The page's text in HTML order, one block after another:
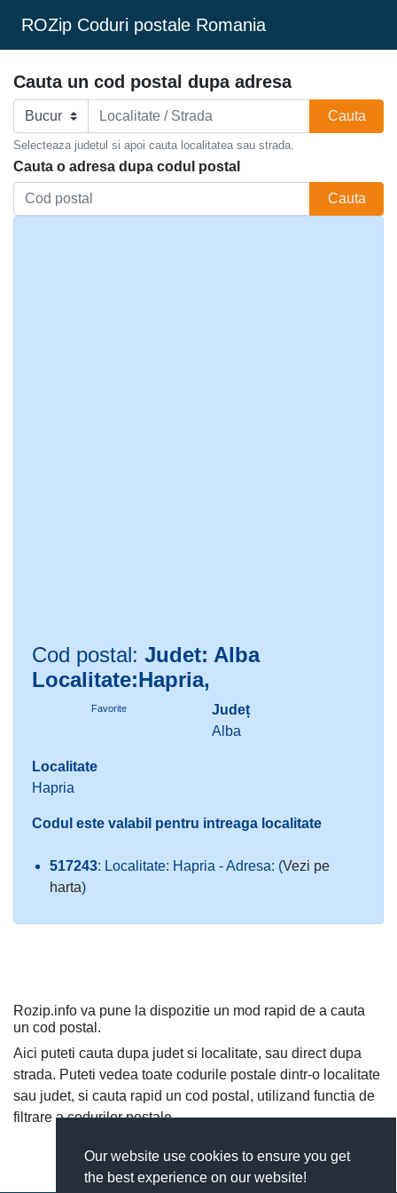
Our website use cookies to ensure you get
the best experience on our website!
ROZip Coduri postale Romania
Cauta un cod postal dupa adresa
Cauta
Selecteaza judetul si apoi cauta localitatea sau strada.
Cauta o adresa dupa codul postal
Cauta
Cod postal: Judet: Alba
Localitate:Hapria,
Favorite
Județ
Alba
Localitate
Hapria
Codul este valabil pentru intreaga localitate
517243: Localitate: Hapria - Adresa: (Vezi pe
harta)
Rozip.info va pune la dispozitie un mod rapid de a cauta
un cod postal.
Aici puteti cauta dupa judet si localitate, sau direct dupa
strada. Puteti vedea toate codurile postale dintr-o localitate
sau judet, si cauta rapid un cod postal, utilizand functia de
filtrare a codurilor postale.